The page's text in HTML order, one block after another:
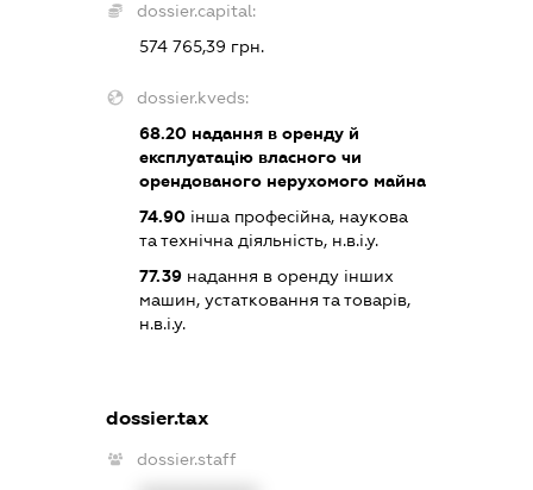
dossier.capital:
574 765,39 грн.
dossier.kveds:
68.20 надання в оренду й
експлуатацію власного чи
орендованого нерухомого майна
74.90 інша професійна, наукова
та технічна діяльність, н.в.і.у.
77.39 надання в оренду інших
машин, устатковання та товарів,
н.в.і.у.
dossier.tax
dossier.staff